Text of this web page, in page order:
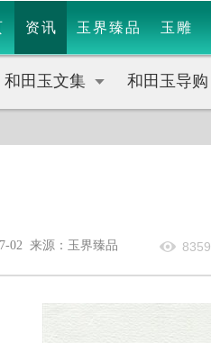
资讯 玉界臻品 玉雕
和田玉文集 和田玉导购
02 来源：玉界臻品 8359